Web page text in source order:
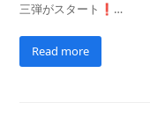
三弾がスタート❗…
Read more